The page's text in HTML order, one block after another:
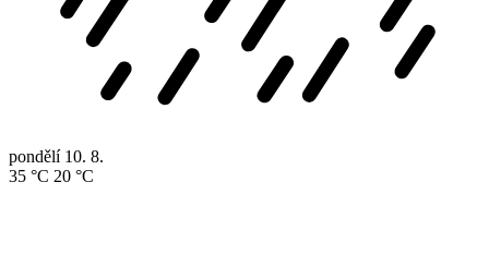
pondělí 10. 8.
35 °C 20 °C